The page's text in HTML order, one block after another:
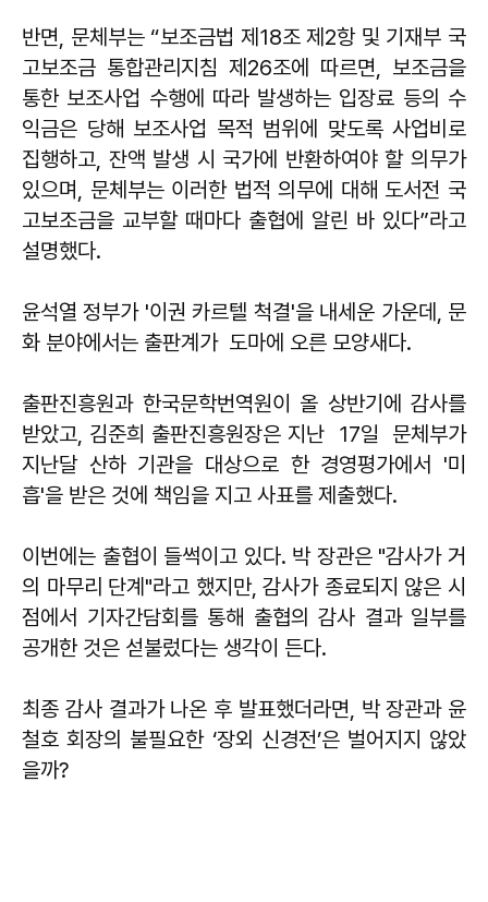
반면, 문체부는 “보조금법 제18조 제2항 및 기재부 국
고보조금 통합관리지침 제26조에 따르면, 보조금을
통한 보조사업 수행에 따라 발생하는 입장료 등의 수
익금은 당해 보조사업 목적 범위에 맞도록 사업비로
집행하고, 잔액 발생 시 국가에 반환하여야 할 의무가
있으며, 문체부는 이러한 법적 의무에 대해 도서전 국
고보조금을 교부할 때마다 출협에 알린 바 있다”라고
설명했다.
윤석열 정부가 '이권 카르텔 척결'을 내세운 가운데, 문
화 분야에서는 출판계가 도마에 오른 모양새다.
출판진흥원과 한국문학번역원이 올 상반기에 감사를
받았고, 김준희 출판진흥원장은 지난 17일 문체부가
지난달 산하 기관을 대상으로 한 경영평가에서 '미
흡'을 받은 것에 책임을 지고 사표를 제출했다.
이번에는 출협이 들썩이고 있다. 박 장관은 "감사가 거
의 마무리 단계"라고 했지만, 감사가 종료되지 않은 시
점에서 기자간담회를 통해 출협의 감사 결과 일부를
공개한 것은 섣불렀다는 생각이 든다.
최종 감사 결과가 나온 후 발표했더라면, 박 장관과 윤
철호 회장의 불필요한 ‘장외 신경전’은 벌어지지 않았
을까?